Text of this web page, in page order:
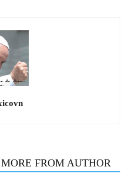
MORE FROM AUTHOR